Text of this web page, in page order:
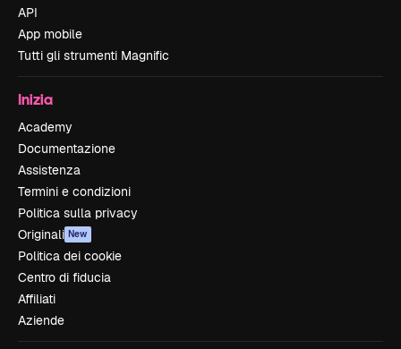
API
App mobile
Tutti gli strumenti Magnific
Inizia
Academy
Documentazione
Assistenza
Termini e condizioni
Politica sulla privacy
Originali New
Politica dei cookie
Centro di fiducia
Affiliati
Aziende